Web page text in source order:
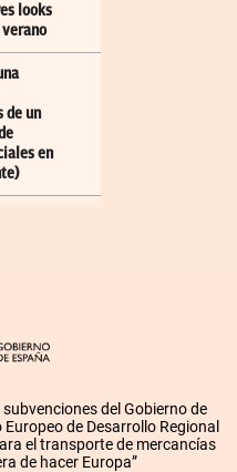
looks
verano
de un
en
del Gobierno de
de Desarrollo Regional
el transporte de mercancías
de hacer Europa”